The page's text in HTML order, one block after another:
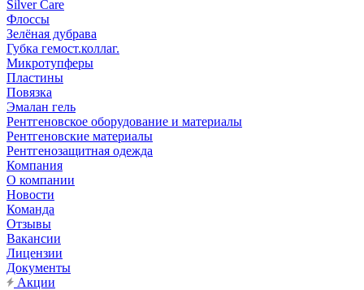
Silver Care
Флоссы
Зелёная дубрава
Губка гемост.коллаг.
Микротупферы
Пластины
Повязка
Эмалан гель
Рентгеновское оборудование и материалы
Рентгеновские материалы
Рентгенозащитная одежда
Компания
О компании
Новости
Команда
Отзывы
Вакансии
Лицензии
Документы
Акции